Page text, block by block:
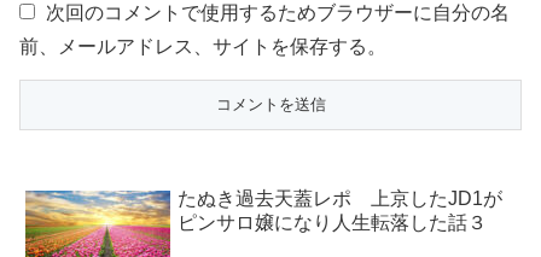
次回のコメントで使用するためブラウザーに自分の名
前、メールアドレス、サイトを保存する。
たぬき過去天蓋レポ 上京したJD1が
ピンサロ嬢になり人生転落した話３